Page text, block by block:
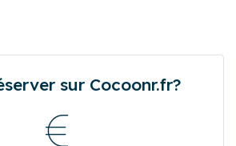
sur Cocoonr.fr?